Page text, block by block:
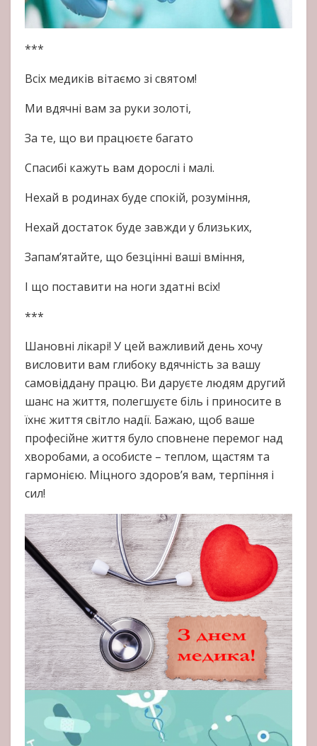
***
Всіх медиків вітаємо зі святом!
Ми вдячні вам за руки золоті,
За те, що ви працюєте багато
Спасибі кажуть вам дорослі і малі.
Нехай в родинах буде спокій, розуміння,
Нехай достаток буде завжди у близьких,
Запам’ятайте, що безцінні ваші вміння,
І що поставити на ноги здатні всіх!
***
Шановні лікарі! У цей важливий день хочу
висловити вам глибоку вдячність за вашу
самовіддану працю. Ви даруєте людям другий
шанс на життя, полегшуєте біль і приносите в
їхнє життя світло надії. Бажаю, щоб ваше
професійне життя було сповнене перемог над
хворобами, а особисте – теплом, щастям та
гармонією. Міцного здоров’я вам, терпіння і
сил!